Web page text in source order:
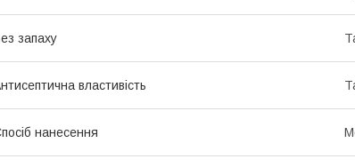
запаху
властивість
нанесення